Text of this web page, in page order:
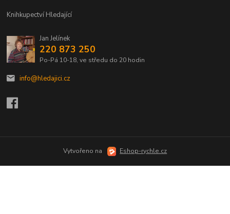
Knihkupectví Hledající
Jan Jelínek
220 873 250
Po-Pá 10-18, ve středu do 20 hodin
info@hledajici.cz
Vytvořeno na Eshop-rychle.cz